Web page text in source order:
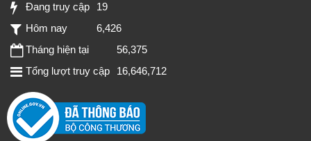
Đang truy cập
19
Hôm nay
6,426
Tháng hiện tại
56,375
Tổng lượt truy cập
16,646,712